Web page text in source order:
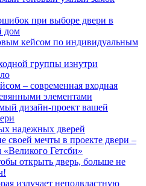
при выборе двери в
дом
кейсом по индивидуальным
группы изнутри
– современная входная
элементами
дизайн-проект вашей
надежных дверей
своей мечты в проекте двери –
Гетсби»
открыть дверь, больше не
излучает неподвластную